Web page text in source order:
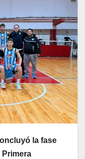
la fase
Primera